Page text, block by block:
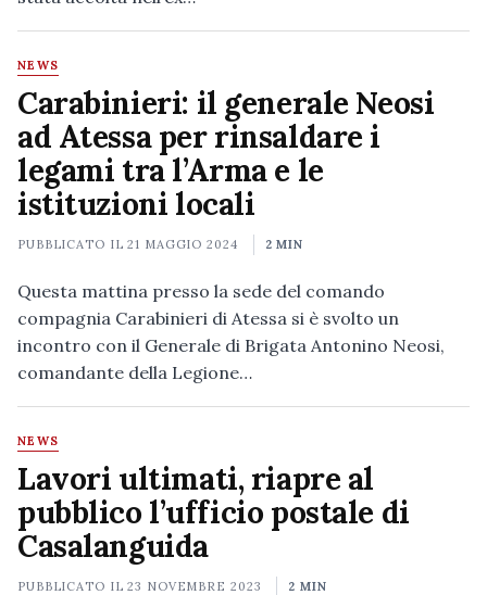
NEWS
Carabinieri: il generale Neosi
ad Atessa per rinsaldare i
legami tra l’Arma e le
istituzioni locali
PUBBLICATO IL21 MAGGIO 2024 2 MIN
Questa mattina presso la sede del comando
compagnia Carabinieri di Atessa si è svolto un
incontro con il Generale di Brigata Antonino Neosi,
comandante della Legione…
NEWS
Lavori ultimati, riapre al
pubblico l’ufficio postale di
Casalanguida
PUBBLICATO IL23 NOVEMBRE 2023 2 MIN